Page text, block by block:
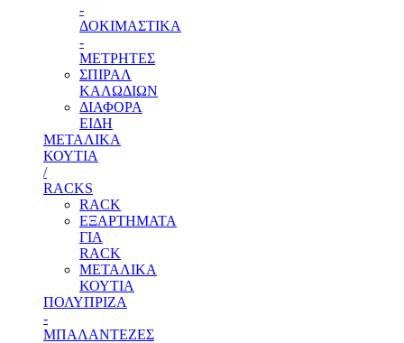
-
ΔΟΚΙΜΑΣΤΙΚΑ
-
ΜΕΤΡΗΤΕΣ
ΣΠΙΡΑΛ
ΚΑΛΩΔΙΩΝ
ΔΙΑΦΟΡΑ
ΕΙΔΗ
ΜΕΤΑΛΙΚΑ
ΚΟΥΤΙΑ
/
RACKS
RACK
ΕΞΑΡΤΗΜΑΤΑ
ΓΙΑ
RACK
ΜΕΤΑΛΙΚΑ
ΚΟΥΤΙΑ
ΠΟΛΥΠΡΙΖΑ
-
ΜΠΑΛΑΝΤΕΖΕΣ